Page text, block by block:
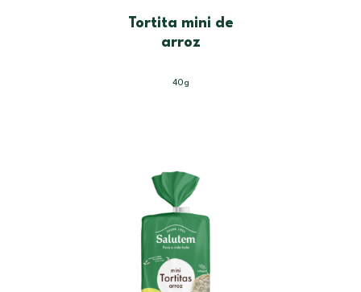
Tortita mini de
arroz
40g